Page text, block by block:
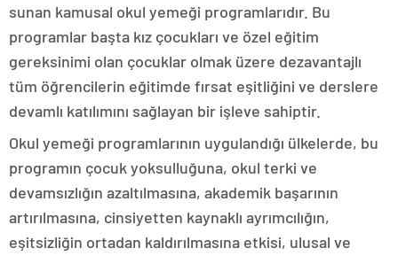
sunan kamusal okul yemeği programlarıdır. Bu
programlar başta kız çocukları ve özel eğitim
gereksinimi olan çocuklar olmak üzere dezavantajlı
tüm öğrencilerin eğitimde fırsat eşitliğini ve derslere
devamlı katılımını sağlayan bir işleve sahiptir.
Okul yemeği programlarının uygulandığı ülkelerde, bu
programın çocuk yoksulluğuna, okul terki ve
devamsızlığın azaltılmasına, akademik başarının
artırılmasına, cinsiyetten kaynaklı ayrımcılığın,
eşitsizliğin ortadan kaldırılmasına etkisi, ulusal ve